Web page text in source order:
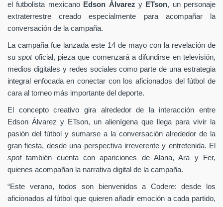
el futbolista mexicano Edson Álvarez yETson, un personaje
extraterrestre creado especialmente para acompañar la
conversación de la campaña.
La campaña fue lanzada este 14 de mayo con la revelación de
suspot oficial, pieza que comenzará a difundirse en televisión,
medios digitales y redes sociales como parte de una estrategia
integral enfocada en conectar con los aficionados del fútbol de
cara al torneo más importante del deporte.
El concepto creativo gira alrededor de la interacción entre
Edson Álvarez y ETson, un alienígena que llega para vivir la
pasión del fútbol y sumarse a la conversación alrededor de la
gran fiesta, desde una perspectiva irreverente y entretenida. El
spottambién cuenta con apariciones de Alana, Ara y Fer,
quienes acompañan la narrativa digital de la campaña.
“Este verano, todos son bienvenidos a Codere: desde los
aficionados al fútbol que quieren añadir emoción a cada partido,